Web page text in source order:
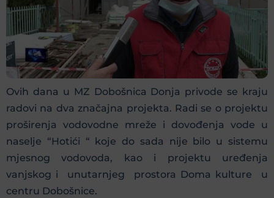
Ovih dana u MZ Dobošnica Donja privode se kraju
radovi na dva značajna projekta. Radi se o projektu
proširenja vodovodne mreže i dovođenja vode u
naselje “Hotići “ koje do sada nije bilo u sistemu
mjesnog vodovoda, kao i projektu uređenja
vanjskog i unutarnjeg prostora Doma kulture u
centru Dobošnice.